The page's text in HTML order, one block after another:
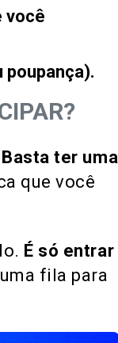
você
poupança).
Basta ter uma
que você
É só entrar
fila para